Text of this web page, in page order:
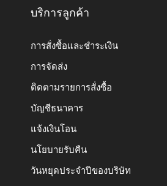
บริการลูกค้า
การสั่งซื้อและชำระเงิน
การจัดส่ง
ติดตามรายการสั่งซื้อ
บัญชีธนาคาร
แจ้งเงินโอน
นโยบายรับคืน
วันหยุดประจำปีของบริษัท